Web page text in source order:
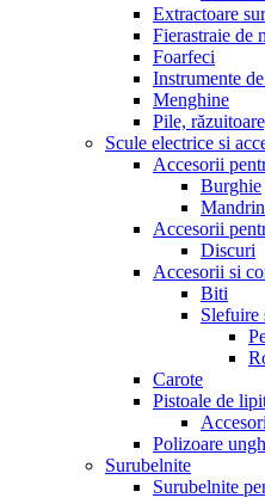
Extractoare
Fierastraie de
Foarfeci
Instrumente
Menghine
Pile,
Scule electrice si
Accesorii
Burghie
Accesorii
Discuri
Accesorii si
Biti
Slefuire
Carote
Pistoale de
Polizoare
Surubelnite
Surubelnite